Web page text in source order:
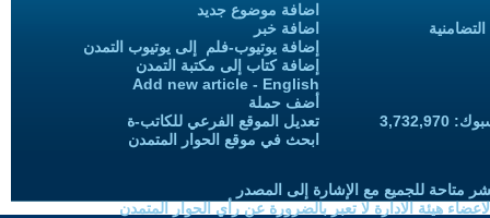
اضافة موضوع جديد
اضافة خبر
إضافة يوتيوب-فلم إلى يوتيوب التمدن
إضافة كتاب إلى مكتبة التمدن
Add new article - English
أضف حملة
تعديل الموقع الفرعي للكاتب-ة
ابحث في موقع الحوار المتمدن
متاحة للجميع مع الإشارة إلى المصدر
هيئة الادارة لا تعبر بالضرورة عن رأي الحوار المتمدن